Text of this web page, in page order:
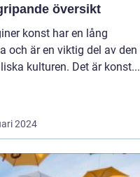
översikt
konst har en lång
och är en viktig del av den
kulturen. Det är konst...
2024